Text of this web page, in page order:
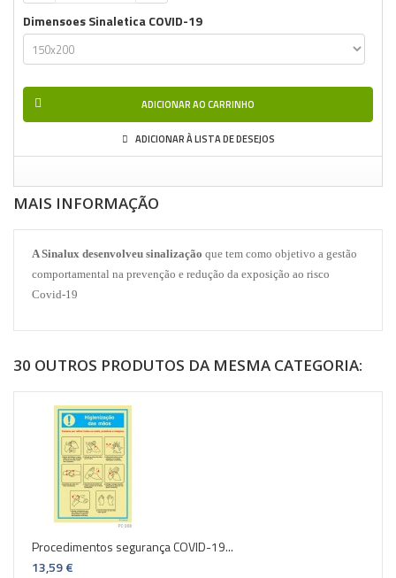
Dimensoes Sinaletica COVID-19
ADICIONAR AO CARRINHO
ADICIONAR À LISTA DE DESEJOS
MAIS INFORMAÇÃO
A Sinalux desenvolveu sinalização que tem como objetivo a gestão
comportamental na prevenção e redução da exposição ao risco
Covid-19
30 OUTROS PRODUTOS DA MESMA CATEGORIA:
Procedimentos segurança COVID-19...
13,59 €